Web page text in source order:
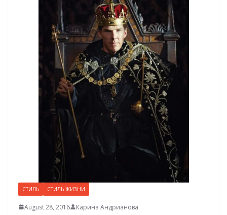
СТИЛЬ СТИЛЬ ЖИЗНИ
August 28, 2016 Карина Андрианова